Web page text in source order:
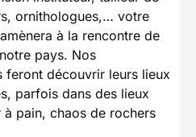
ornithologues,… votre
à la rencontre de
pays. Nos
feront découvrir leurs lieux
parfois dans des lieux
pain, chaos de rochers